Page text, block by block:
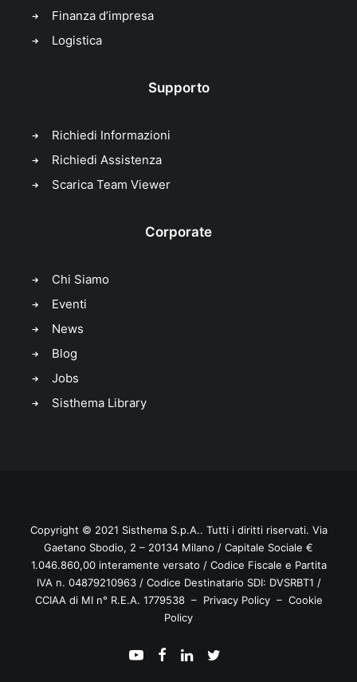
Finanza d’impresa
Logistica
Supporto
Richiedi Informazioni
Richiedi Assistenza
Scarica Team Viewer
Corporate
Chi Siamo
Eventi
News
Blog
Jobs
Sisthema Library
Copyright © 2021 SisthemaS.p.A.. Tutti i diritti riservati. Via
Gaetano Sbodio, 2 – 20134 Milano / Capitale Sociale €
1.046.860,00 interamente versato / Codice Fiscale e Partita
IVA n. 04879210963 / Codice Destinatario SDI: DVSRBT1 /
CCIAA di MI n° R.E.A. 1779538 – Privacy Policy– Cookie
Policy